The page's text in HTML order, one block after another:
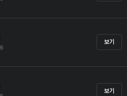
보기
보기